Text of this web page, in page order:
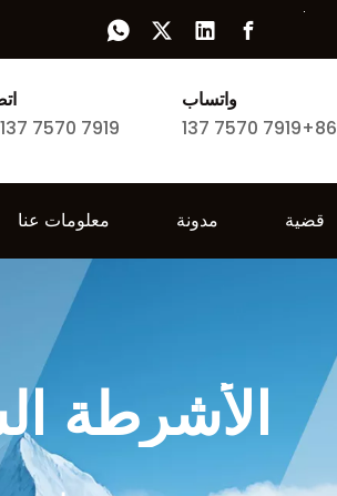
7570 7919
واتساب
+86
137 7570 7919
قضية مدونة معلومات عنا